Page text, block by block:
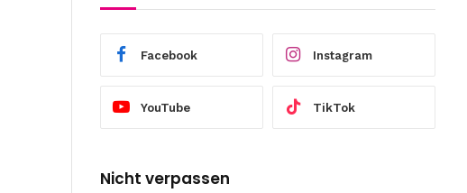
Facebook Instagram
YouTube TikTok
Nicht verpassen